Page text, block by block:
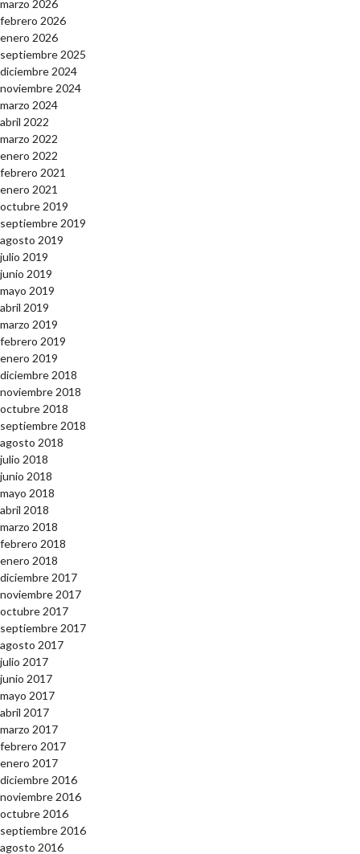
marzo 2026
febrero 2026
enero 2026
septiembre 2025
diciembre 2024
noviembre 2024
marzo 2024
abril 2022
marzo 2022
enero 2022
febrero 2021
enero 2021
octubre 2019
septiembre 2019
agosto 2019
julio 2019
junio 2019
mayo 2019
abril 2019
marzo 2019
febrero 2019
enero 2019
diciembre 2018
noviembre 2018
octubre 2018
septiembre 2018
agosto 2018
julio 2018
junio 2018
mayo 2018
abril 2018
marzo 2018
febrero 2018
enero 2018
diciembre 2017
noviembre 2017
octubre 2017
septiembre 2017
agosto 2017
julio 2017
junio 2017
mayo 2017
abril 2017
marzo 2017
febrero 2017
enero 2017
diciembre 2016
noviembre 2016
octubre 2016
septiembre 2016
agosto 2016